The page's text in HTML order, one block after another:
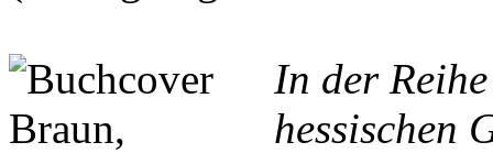
In der
hessischen